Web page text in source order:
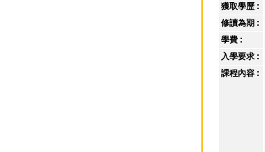
獲取學歷 :
修讀為期 :
學費 :
入學要求 :
課程內容 :